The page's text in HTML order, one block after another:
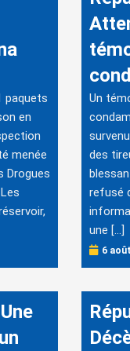
paquets
en
menée
Drogues
Un
des
refusé
une […]
6